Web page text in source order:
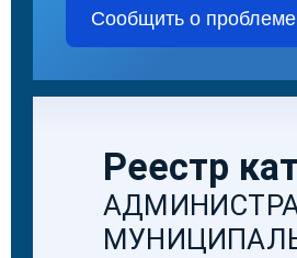
Сообщить о проблеме